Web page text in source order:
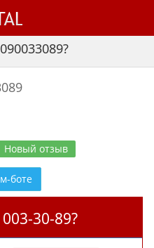
Новый отзыв
боте
30-89?